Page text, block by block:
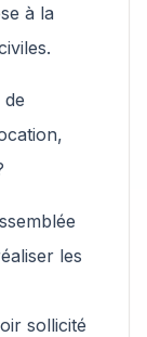
à la
les
sollicité